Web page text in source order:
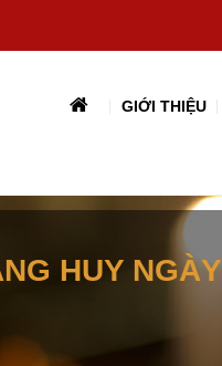
GIỚI THIỆU
HUY NGÀY